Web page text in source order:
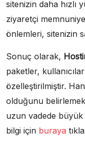
sitenizin daha hızlı
ziyaretçi
önlemleri, sitenizin
Sonuç olarak,
paketler,
özelleştirilmiştir.
olduğunu
uzun vadede
bilgi için buraya